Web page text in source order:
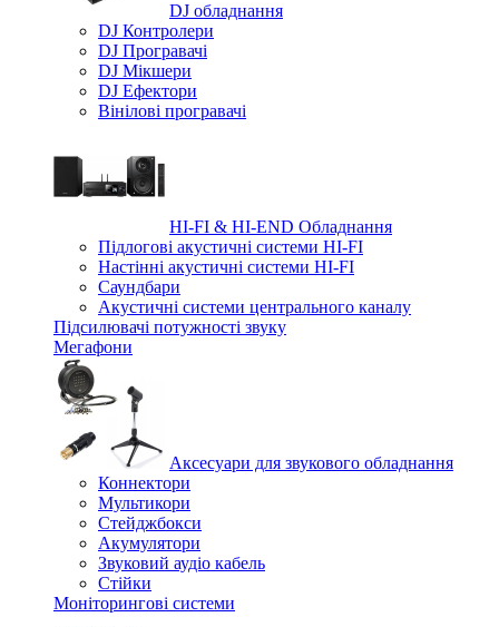
DJ обладнання
DJ Контролери
DJ Програвачі
DJ Мікшери
DJ Ефектори
Вінілові програвачі
HI-FI & HI-END Обладнання
Підлогові акустичні системи HI-FI
Настінні акустичні системи HI-FI
Саундбари
Акустичні системи центрального каналу
Підсилювачі потужності звуку
Мегафони
Аксесуари для звукового обладнання
Коннектори
Мультикори
Стейджбокси
Акумулятори
Звуковий аудіо кабель
Стійки
Моніторингові системи